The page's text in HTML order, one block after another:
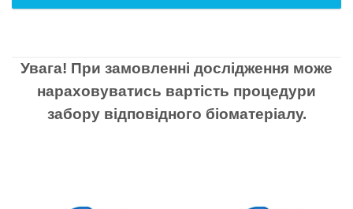
Увага! При замовленні дослідження може
нараховуватись вартість процедури
забору відповідного біоматеріалу.